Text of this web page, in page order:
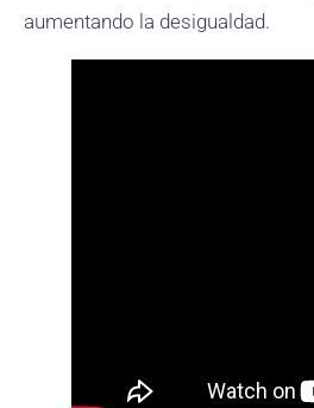
aumentando la desigualdad.